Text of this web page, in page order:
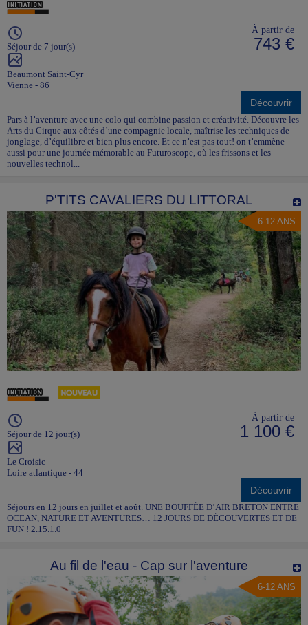
Séjour de 7 jour(s)
Beaumont Saint-Cyr
Vienne - 86
À partir de
743 €
Découvrir
Pars à l’aventure avec une colo qui combine passion et créativité. Découvre les
Arts du Cirque aux côtés d’une compagnie locale, maîtrise les techniques de
jonglage, d’équilibre et bien plus encore. Et ce n’est pas tout! on t’emmène
aussi pour une journée mémorable au Futuroscope, où les frissons et les
nouvelles technol...
P'TITS CAVALIERS DU LITTORAL
6-12 ANS
Séjour de 12 jour(s)
Le Croisic
Loire atlantique - 44
À partir de
1 100 €
Découvrir
Séjours en 12 jours en juillet et août. UNE BOUFFÉE D’AIR BRETON ENTRE
OCEAN, NATURE ET AVENTURES… 12 JOURS DE DÉCOUVERTES ET DE
FUN ! 2.15.1.0
Au fil de l'eau - Cap sur l'aventure
6-12 ANS